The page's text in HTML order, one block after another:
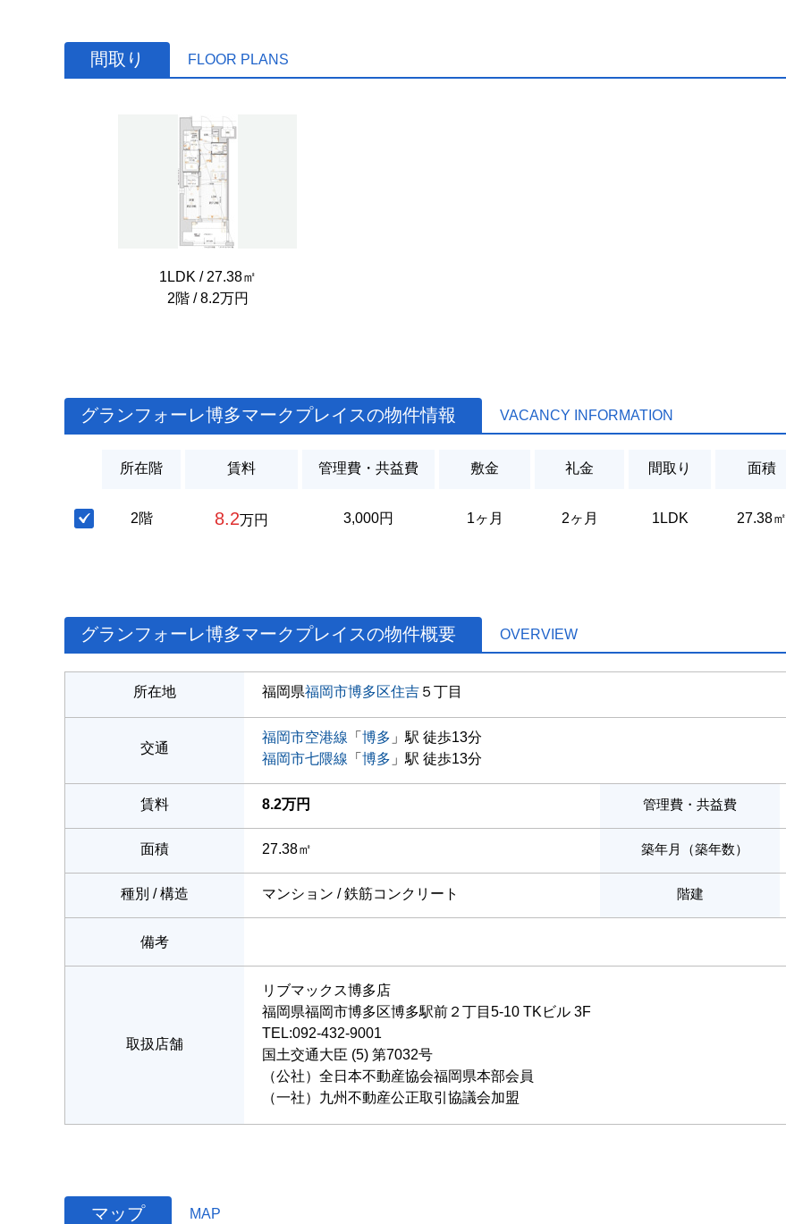
間取り FLOOR PLANS
1LDK / 27.38㎡
2階 / 8.2万円
グランフォーレ博多マークプレイスの物件情報 VACANCY INFORMATION
所在階 賃料 管理費・共益費 敷金 礼金 間取り 面積
2階 8.2万円 3,000円 1ヶ月 2ヶ月 1LDK 27.38㎡
グランフォーレ博多マークプレイスの物件概要 OVERVIEW
所在地 福岡県福岡市博多区住吉 ５丁目
交通
福岡市空港線 「 博多 」駅 徒歩13分
福岡市七隈線 「 博多 」駅 徒歩13分
賃料 8.2万円 管理費・共益費
面積 27.38㎡ 築年月（築年数）
種別 / 構造 マンション / 鉄筋コンクリート 階建
備考
取扱店舗
リブマックス博多店
福岡県福岡市博多区博多駅前２丁目5-10 TKビル 3F
TEL:092-432-9001
国土交通大臣 (5) 第7032号
（公社）全日本不動産協会福岡県本部会員
（一社）九州不動産公正取引協議会加盟
マップ MAP